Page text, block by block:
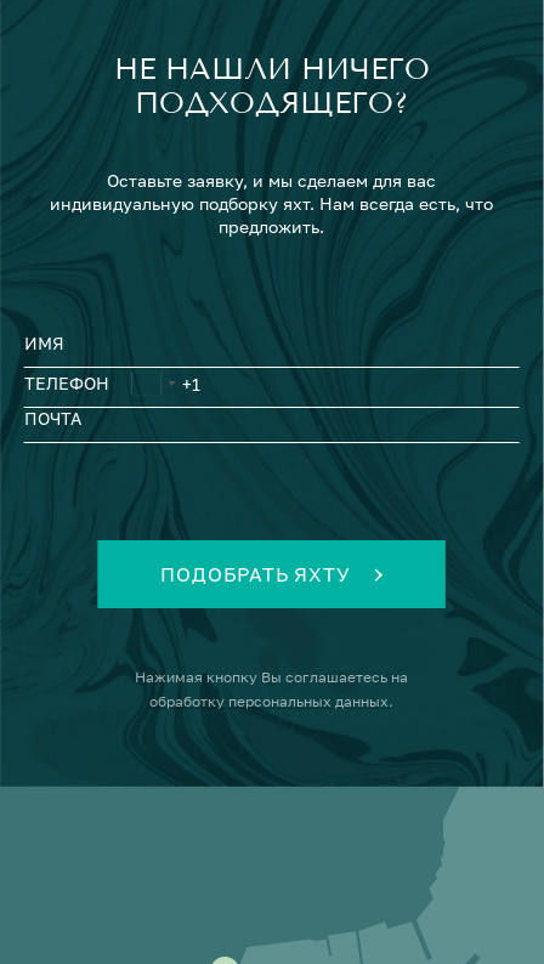
НЕ НАШЛИ НИЧЕГО
ПОДХОДЯЩЕГО?
Оставьте заявку, и мы сделаем для вас
индивидуальную подборку яхт. Нам всегда есть, что
предложить.
ИМЯ
ТЕЛЕФОН
ПОЧТА
ПОДОБРАТЬ ЯХТУ
Нажимая кнопку Вы соглашаетесь на
обработку персональных данных.